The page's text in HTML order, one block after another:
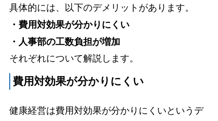
具体的には、以下のデメリットがあります。
・費用対効果が分かりにくい
・人事部の工数負担が増加
それぞれについて解説します。
費用対効果が分かりにくい
健康経営は費用対効果が分かりにくいというデ